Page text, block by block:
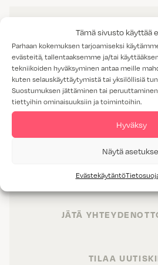
Tämä sivusto käyttää
Parhaan kokemuksen tarjoamiseksi
evästeitä, tallentaaksemme ja/tai
tekniikoiden hyväksyminen antaa meille
kuten selauskäyttäytymistä tai yksilöllisiä
Suostumuksen jättäminen tai
tiettyihin ominaisuuksiin ja toimintoihin.
Hyväksy
Näytä
Evästekäytäntö
TUOTTEET
TILAT
JÄTÄ
TILAA